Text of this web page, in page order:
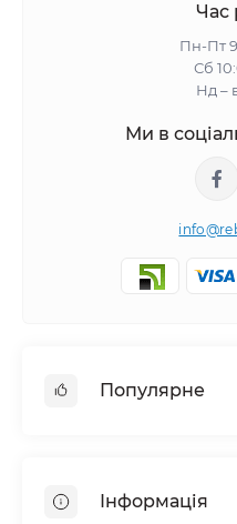
Час
Пн-Пт
Сб
Нд –
Ми в
Популярне
Гіпсокартонні системи
Інформація